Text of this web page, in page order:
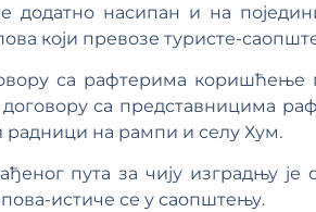
додатно насипан и на
који превозе туристе-
са рафтерима
са представницима
радници на рампи и селу Хум.
пута за чију изградњу
истиче се у саопштењу.